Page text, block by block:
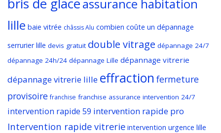
assurance habitation
lille baie vitrée châssis Alu combien coûte un dépannage
serrurier lille devis gratuit double vitrage dépannage 24/7
dépannage 24h/24 dépannage Lille dépannage vitrerie
dépannage vitrerie lille effraction fermeture
provisoire franchise franchise assurance intervention 24/7
intervention rapide 59 intervention rapide pro
Intervention rapide vitrerie intervention urgence lille